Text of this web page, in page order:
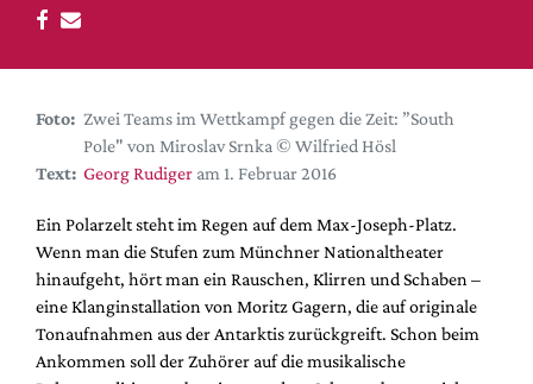
DdB-map
Kalender
Festival-Planer
Hefte
Alle Hefte
Leseproben
Podcast
Service
Foto: Zwei Teams im Wettkampf gegen die Zeit: ”South
Pole" von Miroslav Srnka © Wilfried Hösl
Text: Georg Rudiger am 1. Februar 2016
Ein Polarzelt steht im Regen auf dem Max-Joseph-Platz.
Wenn man die Stufen zum Münchner Nationaltheater
hinaufgeht, hört man ein Rauschen, Klirren und Schaben –
eine Klanginstallation von Moritz Gagern, die auf originale
Tonaufnahmen aus der Antarktis zurückgreift. Schon beim
Ankommen soll der Zuhörer auf die musikalische